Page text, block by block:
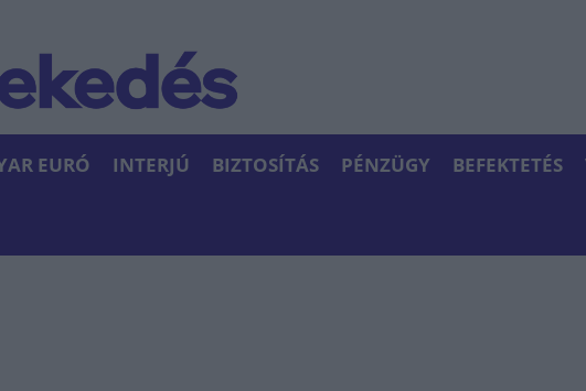
EURÓ INTERJÚ BIZTOSÍTÁS PÉNZÜGY BEFEKTETÉS